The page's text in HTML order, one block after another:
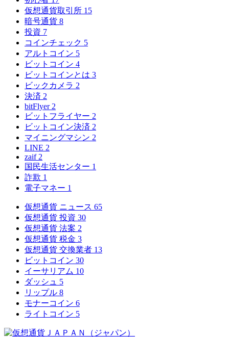
仮想通貨取引所 15
暗号通貨 8
投資 7
コインチェック 5
アルトコイン 5
ビットコイン 4
ビットコインとは 3
ビックカメラ 2
決済 2
bitFlyer 2
ビットフライヤー 2
ビットコイン決済 2
マイニングマシン 2
LINE 2
zaif 2
国民生活センター 1
詐欺 1
電子マネー 1
仮想通貨 ニュース 65
仮想通貨 投資 30
仮想通貨 法案 2
仮想通貨 税金 3
仮想通貨 交換業者 13
ビットコイン 30
イーサリアム 10
ダッシュ 5
リップル 8
モナーコイン 6
ライトコイン 5